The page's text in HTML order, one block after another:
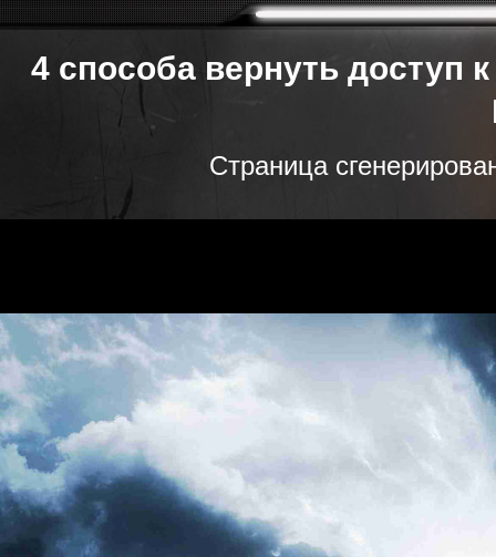
4 способа вернуть доступ
Страница